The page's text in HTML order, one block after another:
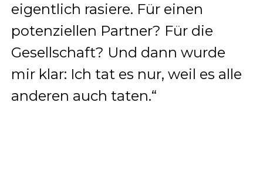
eigentlich rasiere. Für einen
potenziellen Partner? Für die
Gesellschaft? Und dann wurde
mir klar: Ich tat es nur, weil es alle
anderen auch taten.“